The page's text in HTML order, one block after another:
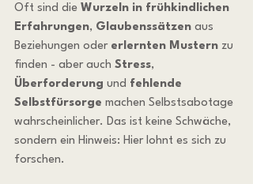
Oft sind die Wurzeln in frühkindlichen
Erfahrungen, Glaubenssätzen aus
Beziehungen oder erlernten Mustern zu
finden - aber auch Stress,
Überforderung und fehlende
Selbstfürsorge machen Selbstsabotage
wahrscheinlicher. Das ist keine Schwäche,
sondern ein Hinweis: Hier lohnt es sich zu
forschen.